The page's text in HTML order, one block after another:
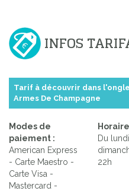
INFOS
Tarif à découvrir dans
Armes De Champagne
Modes de
paiement :
American Express
- Carte Maestro -
Carte Visa -
Mastercard -
Du
22h